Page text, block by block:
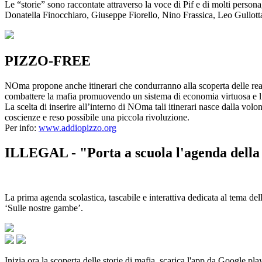
Le “storie” sono raccontate attraverso la voce di Pif e di molti
Donatella Finocchiaro, Giuseppe Fiorello, Nino Frassica, Leo
PIZZO-FREE
NOma propone anche itinerari che condurranno alla scoperta delle
combattere la mafia promuovendo un sistema di economia virtuosa
La scelta di inserire all’interno di NOma tali itinerari nasce dalla
coscienze e reso possibile una piccola rivoluzione.
Per info: www.addiopizzo.org
ILLEGAL - "Porta a scuola l'agenda
La prima agenda scolastica, tascabile e interattiva dedicata al tema
‘Sulle nostre gambe’.